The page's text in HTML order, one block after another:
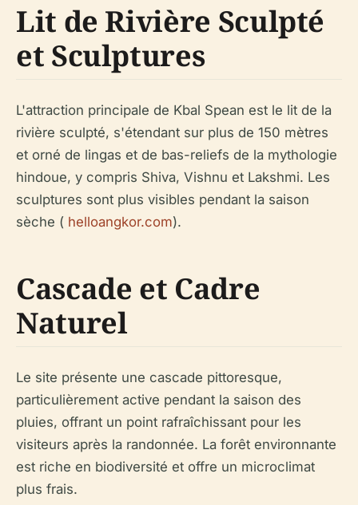
Lit de Rivière Sculpté
et Sculptures
L'attraction principale de Kbal Spean est le lit de la
rivière sculpté, s'étendant sur plus de 150 mètres
et orné de lingas et de bas-reliefs de la mythologie
hindoue, y compris Shiva, Vishnu et Lakshmi. Les
sculptures sont plus visibles pendant la saison
sèche ( helloangkor.com).
Cascade et Cadre
Naturel
Le site présente une cascade pittoresque,
particulièrement active pendant la saison des
pluies, offrant un point rafraîchissant pour les
visiteurs après la randonnée. La forêt environnante
est riche en biodiversité et offre un microclimat
plus frais.